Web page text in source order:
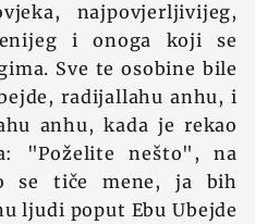
najpovjerljivijeg,
i onoga koji se
Sve te osobine bile
radijallahu anhu, i
anhu, kada je rekao
"Poželite nešto", na
se tiče mene, ja bih
ljudi poput Ebu Ubejde